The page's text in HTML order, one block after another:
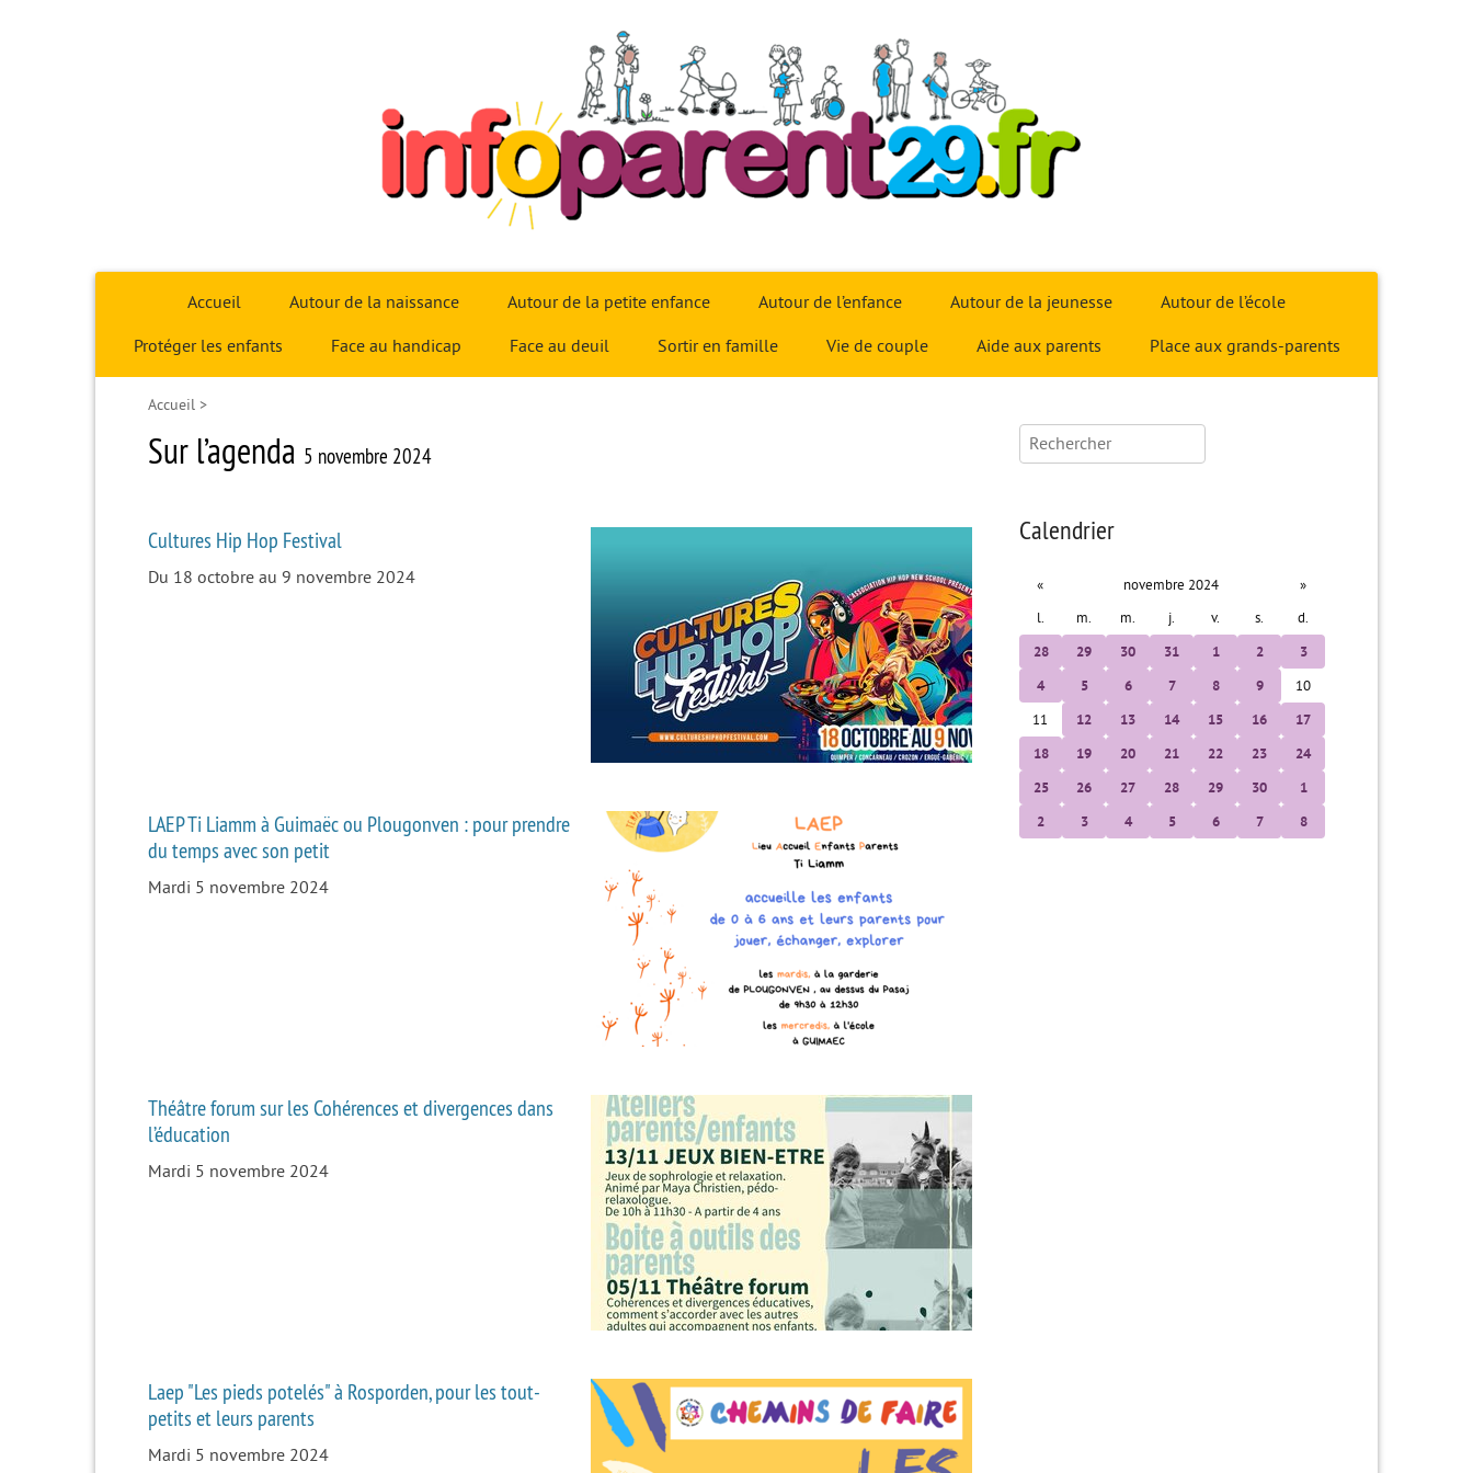
Infoparent29
Accueil Autour de la naissance Autour de la petite enfance Autour de l’enfance Autour de la jeunesse Autour de l’école
Protéger les enfants Face au handicap Face au deuil Sortir en famille Vie de couple Aide aux parents Place aux grands-parents
Accueil >
Sur l’agenda 5 novembre 2024
Cultures Hip Hop Festival
Du 18 octobre au 9 novembre 2024
LAEP Ti Liamm à Guimaëc ou Plougonven : pour prendre
du temps avec son petit
Mardi 5 novembre 2024
Théâtre forum sur les Cohérences et divergences dans
l’éducation
Mardi 5 novembre 2024
Laep "Les pieds potelés" à Rosporden, pour les tout-
petits et leurs parents
Mardi 5 novembre 2024
Rechercher :
Calendrier
« novembre 2024 »
l. m. m. j. v. s. d.
28 29 30 31 1 2 3
4 5 6 7 8 9 10
11 12 13 14 15 16 17
18 19 20 21 22 23 24
25 26 27 28 29 30 1
2 3 4 5 6 7 8